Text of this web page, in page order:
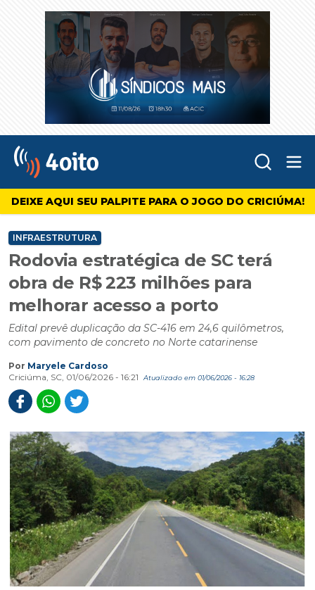
4oito
DEIXE AQUI SEU PALPITE PARA O JOGO DO CRICIÚMA!
INFRAESTRUTURA
Rodovia estratégica de SC terá
obra de R$ 223 milhões para
melhorar acesso a porto
Edital prevê duplicação da SC-416 em 24,6 quilômetros,
com pavimento de concreto no Norte catarinense
Por Maryele Cardoso
Criciúma, SC, 01/06/2026 - 16:21
Atualizado em 01/06/2026 - 16:28